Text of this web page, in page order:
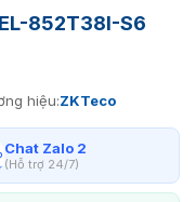
852T38I-S6
hiệu:ZKTeco
Chat Zalo 2
(Hỗ trợ 24/7)